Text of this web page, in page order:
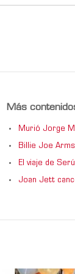
Más
Murió Jorge
Billie Joe
El viaje de
Joan Jett